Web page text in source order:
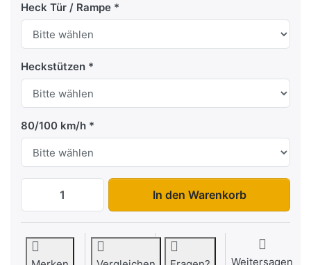
Heck Tür / Rampe
Heckstützen
80/100 km/h
AZ 2735/185 S35 zu 7.975,00 €, Menge 1.
In den Warenkorb
Weitersagen